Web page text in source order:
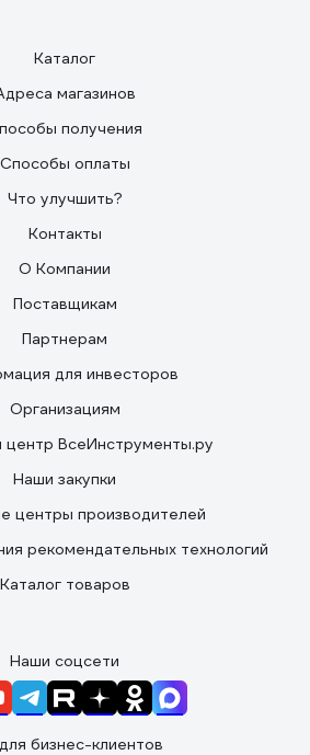
Каталог
магазинов
получения
Способы оплаты
Что улучшить?
Контакты
О Компании
Поставщикам
Партнерам
для инвесторов
Организациям
центр ВсеИнструменты.ру
Наши закупки
центры производителей
рекомендательных технологий
Каталог товаров
Наши соцсети
бизнес-клиентов